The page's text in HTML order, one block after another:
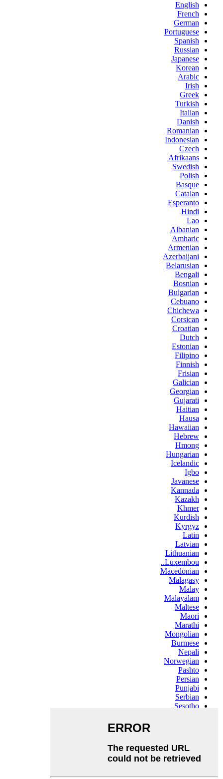
English
French
German
Portuguese
Spanish
Russian
Japanese
Korean
Arabic
Irish
Greek
Turkish
Italian
Danish
Romanian
Indonesian
Czech
Afrikaans
Swedish
Polish
Basque
Catalan
Esperanto
Hindi
Lao
Albanian
Amharic
Armenian
Azerbaijani
Belarusian
Bengali
Bosnian
Bulgarian
Cebuano
Chichewa
Corsican
Croatian
Dutch
Estonian
Filipino
Finnish
Frisian
Galician
Georgian
Gujarati
Haitian
Hausa
Hawaiian
Hebrew
Hmong
Hungarian
Icelandic
Igbo
Javanese
Kannada
Kazakh
Khmer
Kurdish
Kyrgyz
Latin
Latvian
Lithuanian
Luxembou..
Macedonian
Malagasy
Malay
Malayalam
Maltese
Maori
Marathi
Mongolian
Burmese
Nepali
Norwegian
Pashto
Persian
Punjabi
Serbian
Sesotho
Samoan
Scots Gaelic